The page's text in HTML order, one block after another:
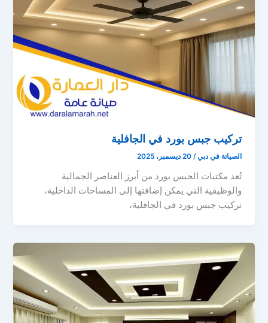
تركيب جبس بورد في الجافلية
الصيانة في دبي/20 ديسمبر، 2025
تُعد مكتبات الجبس بورد من أبرز العناصر الجمالية
والوظيفية التي يمكن إضافتها إلى المساحات الداخلية،
تركيب جبس بورد في الجافلية،